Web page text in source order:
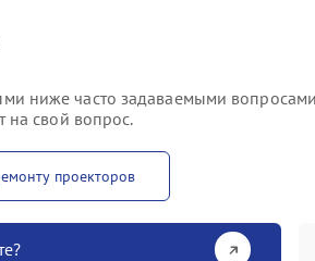
ниже часто задаваемыми
на свой вопрос.
проекторов